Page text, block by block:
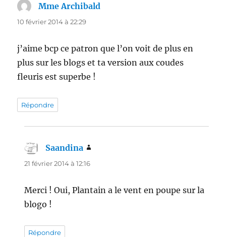
Mme Archibald
10 février 2014 à 22:29
j’aime bcp ce patron que l’on voit de plus en
plus sur les blogs et ta version aux coudes
fleuris est superbe !
Répondre
Saandina
21 février 2014 à 12:16
Merci ! Oui, Plantain a le vent en poupe sur la
blogo !
Répondre